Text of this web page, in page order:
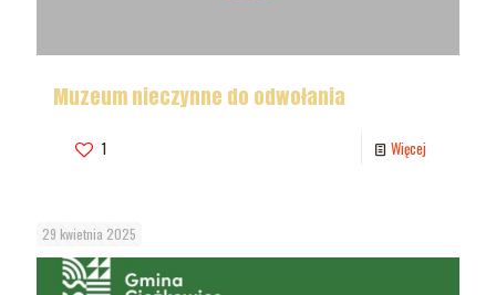
Muzeum nieczynne do odwołania
1 Więcej
29 kwietnia 2025